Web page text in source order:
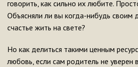
говорить, как сильно их любите.
Объясняли ли вы когда-нибудь своим
счастье жить на свете?
Но как делиться такими ценным
любовь, если сам родитель не уверен